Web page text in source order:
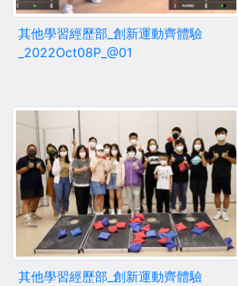
其他學習經歷部_創新運動齊體驗
_2022Oct08P_@01
其他學習經歷部_創新運動齊體驗